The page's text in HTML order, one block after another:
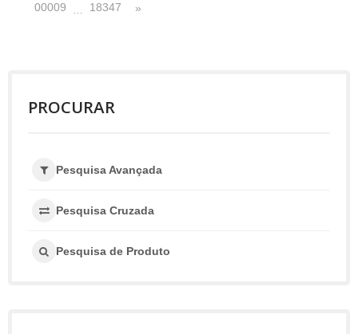
00009 … 18347 »
PROCURAR
Pesquisa Avançada
Pesquisa Cruzada
Pesquisa de Produto